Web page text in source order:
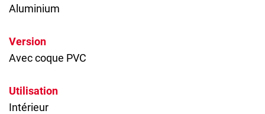
Aluminium
Version
Avec coque PVC
Utilisation
Intérieur